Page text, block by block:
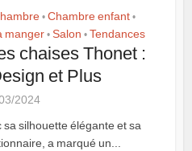
• Chambre enfant •
manger • Salon • Tendances
chaises Thonet :
et Plus
2024
silhouette élégante et sa
a marqué un...